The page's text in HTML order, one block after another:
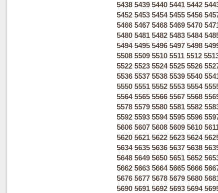
5438 5439 5440 5441 5442
5452 5453 5454 5455 5456
5466 5467 5468 5469 5470
5480 5481 5482 5483 5484
5494 5495 5496 5497 5498
5508 5509 5510 5511 5512
5522 5523 5524 5525 5526
5536 5537 5538 5539 5540
5550 5551 5552 5553 5554
5564 5565 5566 5567 5568
5578 5579 5580 5581 5582
5592 5593 5594 5595 5596
5606 5607 5608 5609 5610
5620 5621 5622 5623 5624
5634 5635 5636 5637 5638
5648 5649 5650 5651 5652
5662 5663 5664 5665 5666
5676 5677 5678 5679 5680
5690 5691 5692 5693 5694